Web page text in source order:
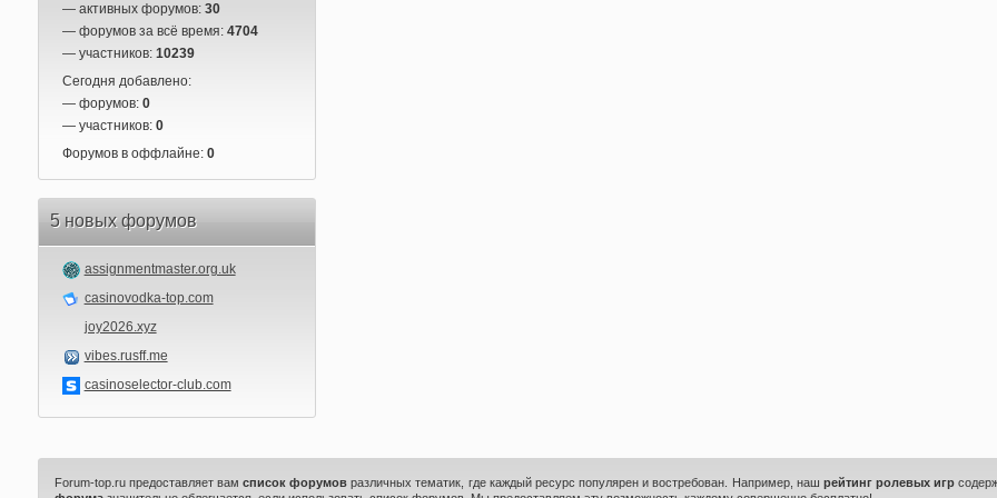
— активных форумов: 30
— форумов за всё время: 4704
— участников: 10239
Сегодня добавлено:
— форумов: 0
— участников: 0
Форумов в оффлайне: 0
5 новых форумов
assignmentmaster.org.uk
casinovodka-top.com
joy2026.xyz
vibes.rusff.me
casinoselector-club.com
Forum-top.ru предоставляет вамсписок форумов различных тематик, где каждый ресурс популярен и востребован. Например, наш рейтинг ролевых игр